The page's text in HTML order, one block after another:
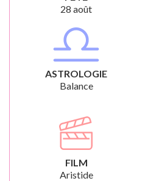
28 août
ASTROLOGIE
Balance
FILM
Aristide